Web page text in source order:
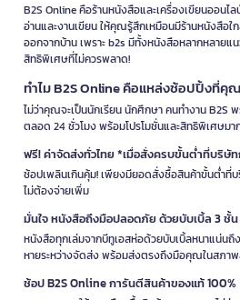
B2S Online คือร้านหนังสือและเครื่องเขียนออนไ
อ่านและงานเขียน ให้คุณรู้สึกเหมือนมีร้านหนังสือ
ออกจากบ้าน เพราะ b2s มีทั้งหนังสือหลากหลาย
สิทธิพิเศษที่ไม่ควรพลาด!
ทำไม B2S Online คือแหล่งช้อปปิ้งที่คุ
ไม่ว่าคุณจะเป็นนักเรียน นักศึกษา คนทำงาน
ตลอด 24 ชั่วโมง พร้อมโปรโมชั่นและสิทธิพิเศษมา
ฟรี! ค่าจัดส่งทั่วไทย *เมื่อสั่งครบขั้นต่ำที่บริษั
ช้อปเพลินเกินคุ้ม! เพียงมียอดสั่งซื้อสินค้าขั้นต่ำที่
ไม่ต้องจ่ายเพิ่ม
มั่นใจ หนังสือถึงมือปลอดภัย ด้วยบับเบิ้ล 3 ชั้น
หนังสือทุกเล่มจากบีทูเอสห่อด้วยบับเบิ้ลหนาแน่นถึ
หายระหว่างจัดส่ง พร้อมส่งตรงถึงมือคุณในสภา
ช้อป B2S Online การันตีสินค้าของแท้ 100%